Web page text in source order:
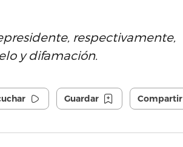
respectivamente,
y difamación.
Guardar Compartir